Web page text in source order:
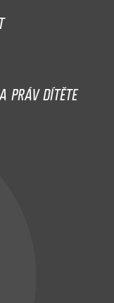
PRÁV DÍTĚTE